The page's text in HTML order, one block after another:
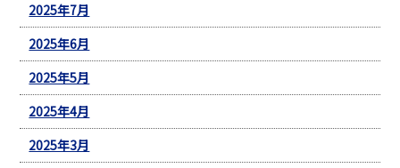
2025年7月
2025年6月
2025年5月
2025年4月
2025年3月